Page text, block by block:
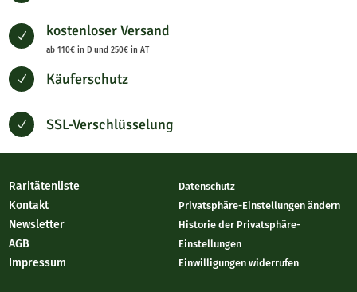
N kostenloser Versand
ab 110€ in D und 250€ in AT
N Käuferschutz
N SSL-Verschlüsselung
Raritätenliste
Kontakt
Newsletter
AGB
Impressum
Datenschutz
Privatsphäre-Einstellungen ändern
Historie der Privatsphäre-
Einstellungen
Einwilligungen widerrufen